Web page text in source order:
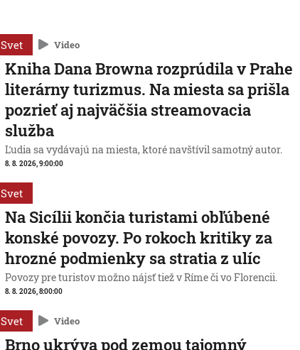
Svet Video
Kniha Dana Browna rozprúdila v Prahe
literárny turizmus. Na miesta sa prišla
pozrieť aj najväčšia streamovacia
služba
Ľudia sa vydávajú na miesta, ktoré navštívil samotný autor.
8. 8. 2026, 9:00:00
Svet
Na Sicílii končia turistami obľúbené
konské povozy. Po rokoch kritiky za
hrozné podmienky sa stratia z ulíc
Povozy pre turistov možno nájsť tiež v Ríme či vo Florencii.
8. 8. 2026, 8:00:00
Svet Video
Brno ukrýva pod zemou tajomný